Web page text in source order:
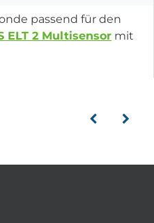
passend für den
ELT 2 Multisensor mit